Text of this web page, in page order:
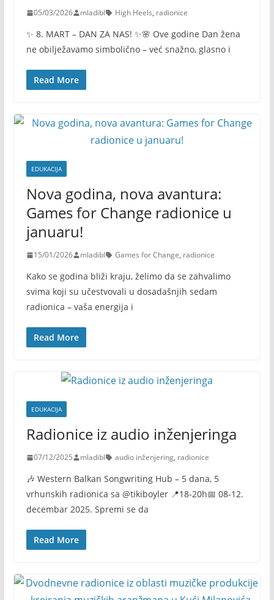
05/03/2026 mladibl High Heels, radionice
✨ 8. MART – DAN ZA NAS! ✨🌸 Ove godine Dan žena
ne obilježavamo simbolično – već snažno, glasno i
Read More
EDUKACIJA
Nova godina, nova avantura:
Games for Change radionice u
januaru!
15/01/2026 mladibl Games for Change, radionice
Kako se godina bliži kraju, želimo da se zahvalimo
svima koji su učestvovali u dosadašnjih sedam
radionica – vaša energija i
Read More
EDUKACIJA
Radionice iz audio inženjeringa
07/12/2025 mladibl audio inženjering, radionice
🎶 Western Balkan Songwriting Hub – 5 dana, 5
vrhunskih radionica sa @tikiboyler 📍18-20h📅 08-12.
decembar 2025. Spremi se da
Read More